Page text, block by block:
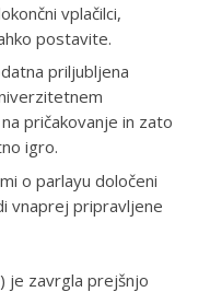
vplačilci,
postavite.
priljubljena
pričakovanje in zato
igro.
o parlayu določeni
vnaprej pripravljene
je zavrgla prejšnjo